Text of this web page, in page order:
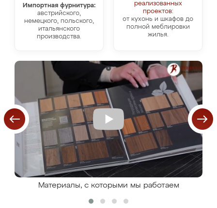
Импортная фурнитура:
австрийского,
немецкого, польского,
итальянского
производства.
реализованных
проектов:
от кухонь и шкафов до
полной меблировки
жилья.
Материалы, с которыми мы работаем